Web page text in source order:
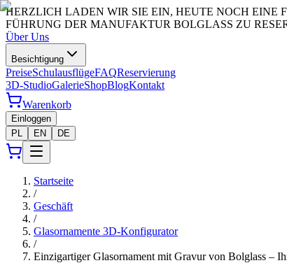
HERZLICH LADEN WIR SIE EIN, HEUTE NOCH EINE
FÜHRUNG DER MANUFAKTUR BOLGLASS ZU
Über Uns
Besichtigung
PreiseSchulausflügeFAQReservierung
3D-StudioGalerieShopBlogKontakt
Warenkorb
Einloggen
PL
EN DE
Startseite
/
Geschäft
/
Glasornamente 3D-Konfigurator
/
Einzigartiger Glasornament mit Gravur von Bolglass –